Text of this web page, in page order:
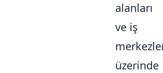
alanları
ve iş
üzerinde